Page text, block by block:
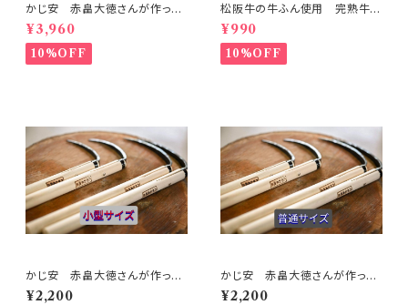
かじ安 赤畠大徳さんが作った
鍛造一本爪草とり（小型サイ
ズ 普通サイズ 2本セット）
¥3,960
10%OFF
松阪牛の牛ふん使用 完熟牛ふ
んたい肥 ５ｋgパック 2袋セッ
ト
¥990
10%OFF
かじ安 赤畠大徳さんが作った
鍛造一本爪草とり（小型サイズ）
¥2,200
かじ安 赤畠大徳さんが作った
鍛造一本爪草とり（普通サイズ）
¥2,200